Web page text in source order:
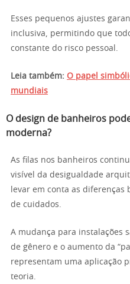
Esses pequenos ajustes
inclusiva, permitindo que
constante do risco pessoal.
Leia também: O papel
mundiais
O design de banheiros
moderna?
As filas nos banheiros
visível da desigualdade
levar em conta as diferenças
de cuidados.
A mudança para instalações
de gênero e o aumento da
representam uma aplicação
teoria.